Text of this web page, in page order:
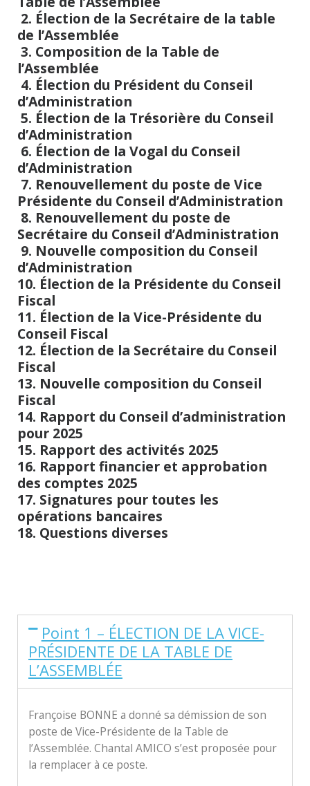
2. Élection de la Secrétaire de la table
de l’Assemblée
3. Composition de la Table de
l’Assemblée
4. Élection du Président du Conseil
d’Administration
5. Élection de la Trésorière du Conseil
d’Administration
6. Élection de la Vogal du Conseil
d’Administration
7. Renouvellement du poste de Vice
Présidente du Conseil d’Administration
8. Renouvellement du poste de
Secrétaire du Conseil d’Administration
9. Nouvelle composition du Conseil
d’Administration
10. Élection de la Présidente du Conseil
Fiscal
11. Élection de la Vice-Présidente du
Conseil Fiscal
12. Élection de la Secrétaire du Conseil
Fiscal
13. Nouvelle composition du Conseil
Fiscal
14. Rapport du Conseil d’administration
pour 2025
15. Rapport des activités 2025
16. Rapport financier et approbation
des comptes 2025
17. Signatures pour toutes les
opérations bancaires
18. Questions diverses
Point 1 – ÉLECTION DE LA VICE-
PRÉSIDENTE DE LA TABLE DE
L’ASSEMBLÉE
Françoise BONNE a donné sa démission de son
poste de Vice-Présidente de la Table de
l’Assemblée. Chantal AMICO s’est proposée pour
la remplacer à ce poste.